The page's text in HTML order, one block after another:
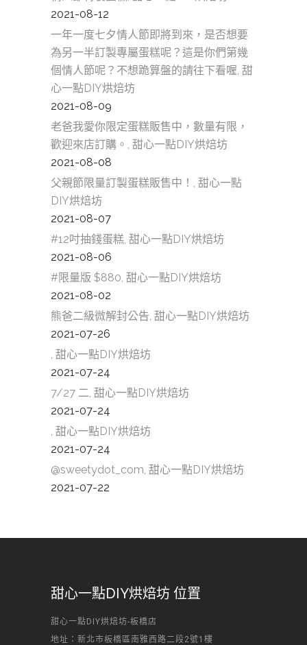
2021-08-12
一年一度七夕情人節即將到來，是否想要
為另一半訂製專屬蛋糕呢？這是你們第幾
個情人節呢？不想跪算盤的請往下看喔, 甜
心一點DIY烘焙坊
2021-08-09
老爸我愛你限定蛋糕販售中，數量有限，
歡迎來店訂購。, 甜心一點DIY烘焙坊
2021-08-08
父親節限量訂製蛋糕販售中！, 甜心一點
DIY烘焙坊
2021-08-07
#12吋抽錢蛋糕, 甜心一點DIY烘焙坊
2021-08-06
#限量版 $880, 甜心一點DIY烘焙坊
2021-08-02
熊爸二級微解封公告, 甜心一點DIY烘焙坊
2021-07-26
, 甜心一點DIY烘焙坊
2021-07-24
7/27 二, 甜心一點DIY烘焙坊
2021-07-24
, 甜心一點DIY烘焙坊
2021-07-24
@sweetydot_com, 甜心一點DIY烘焙坊
2021-07-22
甜心一點DIY烘焙坊 位置
甜心一點DIY烘焙坊-板橋店
地址：新北市板橋區南雅西路二段2號1樓